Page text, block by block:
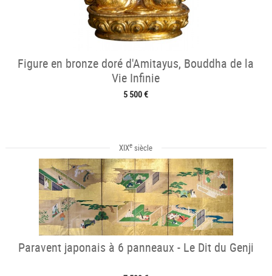
Figure en bronze doré d'Amitayus, Bouddha de la
Vie Infinie
5 500 €
XIXe siècle
Paravent japonais à 6 panneaux - Le Dit du Genji